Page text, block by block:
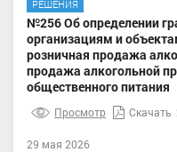
РЕШЕНИЯ
№256 Об определении
организациям и
розничная продажа
продажа алкогольной
общественного питания
Просмотр Скачать
29 мая 2026